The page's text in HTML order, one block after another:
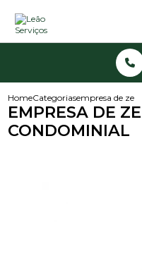
HomeCategoriasempresa de
EMPRESA DE
CONDOMINIAL